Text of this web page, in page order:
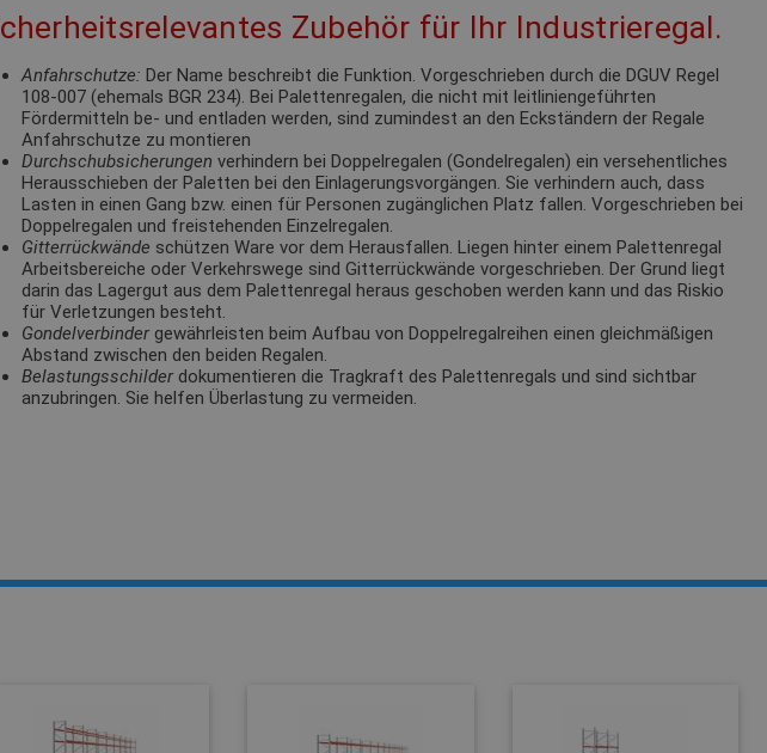
Zubehör für Ihr Industrieregal.
Anfahrschutze: Der Name beschreibt die Funktion. Vorgeschrieben durch die DGUV Regel
108-007 (ehemals BGR 234). Bei Palettenregalen, die nicht mit leitliniengeführten
Fördermitteln be- und entladen werden, sind zumindest an den Eckständern der Regale
Anfahrschutze zu montieren
Durchschubsicherungen verhindern bei Doppelregalen (Gondelregalen) ein versehentliches
Herausschieben der Paletten bei den Einlagerungsvorgängen. Sie verhindern auch, dass
Lasten in einen Gang bzw. einen für Personen zugänglichen Platz fallen. Vorgeschrieben bei
Doppelregalen und freistehenden Einzelregalen.
Gitterrückwände schützen Ware vor dem Herausfallen. Liegen hinter einem Palettenregal
Arbeitsbereiche oder Verkehrswege sind Gitterrückwände vorgeschrieben. Der Grund liegt
darin das Lagergut aus dem Palettenregal heraus geschoben werden kann und das Riskio
für Verletzungen besteht.
Gondelverbindergewährleisten beim Aufbau von Doppelregalreihen einen gleichmäßigen
Abstand zwischen den beiden Regalen.
Belastungsschilderdokumentieren die Tragkraft des Palettenregals und sind sichtbar
anzubringen. Sie helfen Überlastung zu vermeiden.